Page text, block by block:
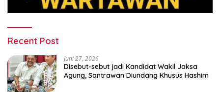
Recent Post
Juni 27, 2026
Disebut-sebut jadi Kandidat Wakil Jaksa
Agung, Santrawan Diundang Khusus Hashim